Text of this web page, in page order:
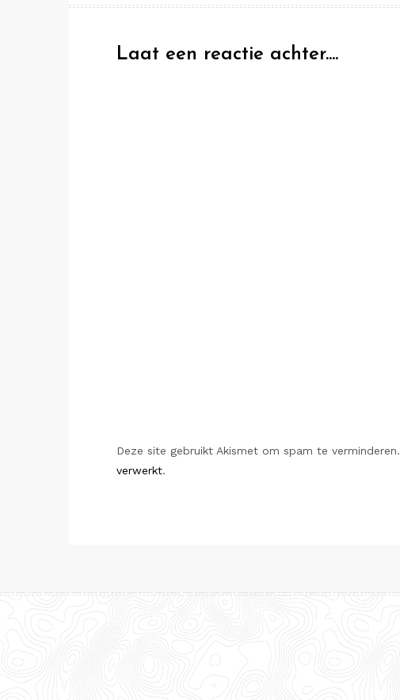
navigatie
Laat een reactie achter....
Deze site gebruikt Akismet om spam te verminderen.
verwerkt.